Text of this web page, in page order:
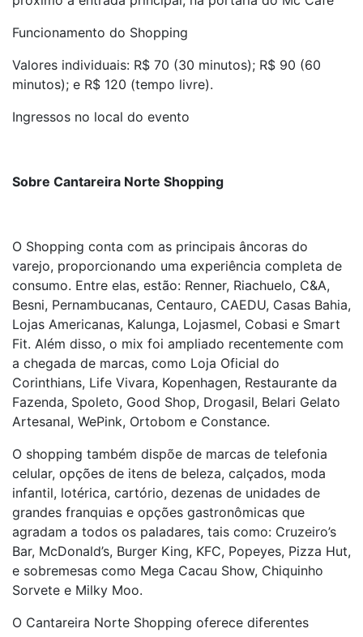
Funcionamento do Shopping
Valores individuais: R$ 70 (30 minutos); R$ 90 (60
minutos); e R$ 120 (tempo livre).
Ingressos no local do evento
Sobre Cantareira Norte Shopping
O Shopping conta com as principais âncoras do
varejo, proporcionando uma experiência completa de
consumo. Entre elas, estão: Renner, Riachuelo, C&A,
Besni, Pernambucanas, Centauro, CAEDU, Casas Bahia,
Lojas Americanas, Kalunga, Lojasmel, Cobasi e Smart
Fit. Além disso, o mix foi ampliado recentemente com
a chegada de marcas, como Loja Oficial do
Corinthians, Life Vivara, Kopenhagen, Restaurante da
Fazenda, Spoleto, Good Shop, Drogasil, Belari Gelato
Artesanal, WePink, Ortobom e Constance.
O shopping também dispõe de marcas de telefonia
celular, opções de itens de beleza, calçados, moda
infantil, lotérica, cartório, dezenas de unidades de
grandes franquias e opções gastronômicas que
agradam a todos os paladares, tais como: Cruzeiro’s
Bar, McDonald’s, Burger King, KFC, Popeyes, Pizza Hut,
e sobremesas como Mega Cacau Show, Chiquinho
Sorvete e Milky Moo.
O Cantareira Norte Shopping oferece diferentes